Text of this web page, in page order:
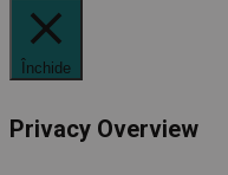
Închide
Privacy Overview